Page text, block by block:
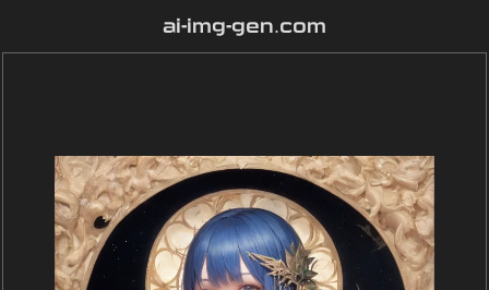
ai-img-gen.com